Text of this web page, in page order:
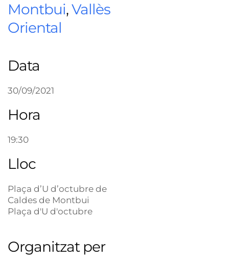
Montbui,Vallès
Oriental
Data
30/09/2021
Hora
19:30
Lloc
Plaça d’U d’octubre de
Caldes de Montbui
Plaça d'U d'octubre
Organitzat per